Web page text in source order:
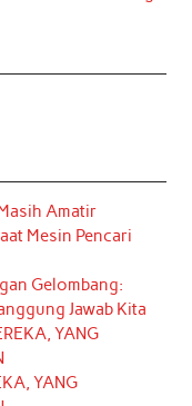
Amatir
Mesin Pencari
Gelombang:
Jawab Kita
YANG
YANG